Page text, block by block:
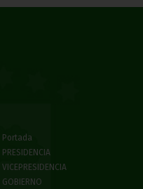
Portada
PRESIDENCIA
VICEPRESIDENCIA
GOBIERNO